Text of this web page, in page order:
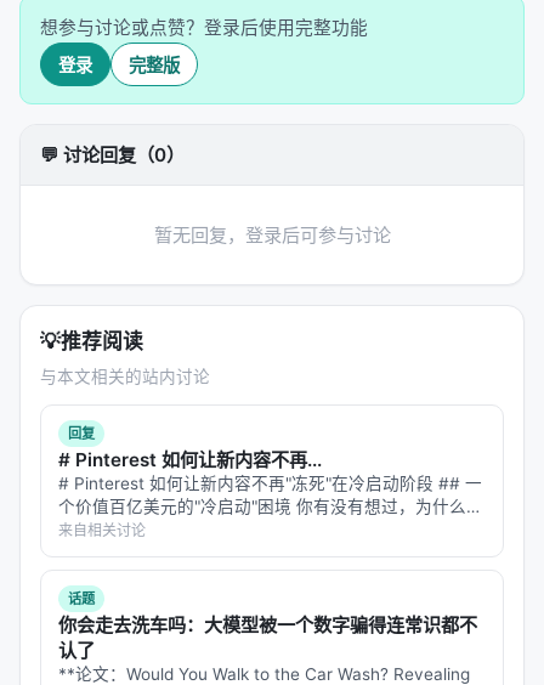
TypeScript 静态 GC
Ruby
Kotlin 静态 GC Android/
静态 GC
STDIN/STDOUT
LCB 的原生题目有两种格式：
AtCoder/Codeforces
直接可用
LeetCode：函数式（给函数签名，测返回值）
Multi-LCB 的核心技术创新是
LeetCode 的函数式题目无损转换为 STDIN/STDOUT
格式，无需为每种语言写不同的测试模板。
转换规则：
想参与讨论或点赞？登录后使用完整功能
登录 完整版
💬 讨论回复（0）
暂无回复，登录后可参与讨论
💡推荐阅读
与本文相关的站内讨论
回复
# Pinterest 如何让新内容不再...
# Pinterest 如何让新内容不再"冻死"在冷启动阶段 ## 一
个价值百亿美元的"冷启动"困境 你有没有想过，为什么在
Pinterest、抖音、小红书这些平台上，有些内容一夜爆
红，有些优质内容却石沉大海？ 答案藏在一个叫"冷启动
问…
来自相关讨论
话题
你会走去洗车吗：大模型被一个数字骗得连常识都不
认了
**论文：Would You Walk to the Car Wash? Revealing